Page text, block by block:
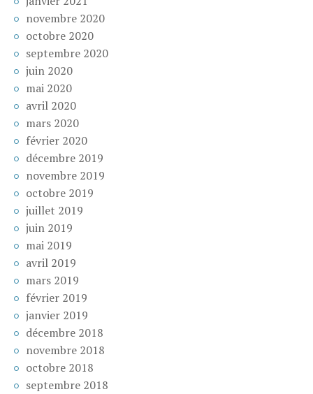
novembre 2020
octobre 2020
septembre 2020
juin 2020
mai 2020
avril 2020
mars 2020
février 2020
décembre 2019
novembre 2019
octobre 2019
juillet 2019
juin 2019
mai 2019
avril 2019
mars 2019
février 2019
janvier 2019
décembre 2018
novembre 2018
octobre 2018
septembre 2018